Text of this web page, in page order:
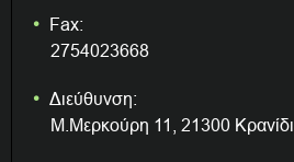
Fax:
2754023668
Διεύθυνση:
Μ.Μερκούρη 11, 21300 Κρανίδι